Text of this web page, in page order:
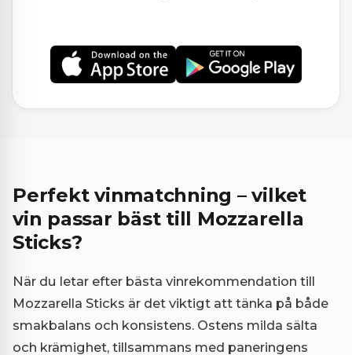
Perfekt vinmatchning – vilket
vin passar bäst till Mozzarella
Sticks?
När du letar efter bästa vinrekommendation till
Mozzarella Sticks är det viktigt att tänka på både
smakbalans och konsistens. Ostens milda sälta
och krämighet, tillsammans med paneringens